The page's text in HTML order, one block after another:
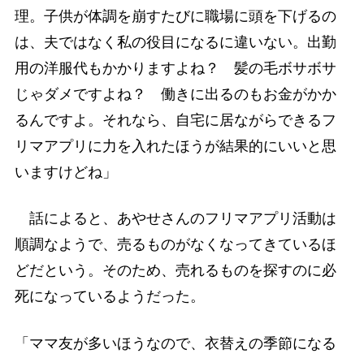
理。子供が体調を崩すたびに職場に頭を下げるの
は、夫ではなく私の役目になるに違いない。出勤
用の洋服代もかかりますよね？ 髪の毛ボサボサ
じゃダメですよね？ 働きに出るのもお金がかか
るんですよ。それなら、自宅に居ながらできるフ
リマアプリに力を入れたほうが結果的にいいと思
いますけどね」
話によると、あやせさんのフリマアプリ活動は
順調なようで、売るものがなくなってきているほ
どだという。そのため、売れるものを探すのに必
死になっているようだった。
「ママ友が多いほうなので、衣替えの季節になる